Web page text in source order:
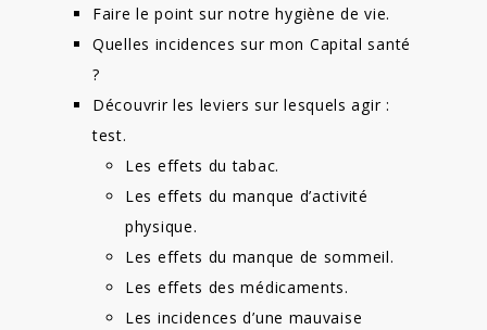
Faire le point sur notre hygiène de vie.
Quelles incidences sur mon Capital santé
?
Découvrir les leviers sur lesquels agir :
test.
Les effets du tabac.
Les effets du manque d’activité
physique.
Les effets du manque de sommeil.
Les effets des médicaments.
Les incidences d’une mauvaise